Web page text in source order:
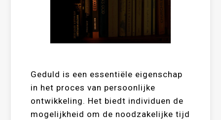
Geduld is een essentiële eigenschap
in het proces van persoonlijke
ontwikkeling. Het biedt individuen de
mogelijkheid om de noodzakelijke tijd